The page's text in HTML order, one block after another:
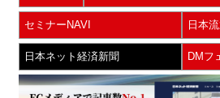
セミナーNAVI 日本
日本ネット経済新聞 DMフ